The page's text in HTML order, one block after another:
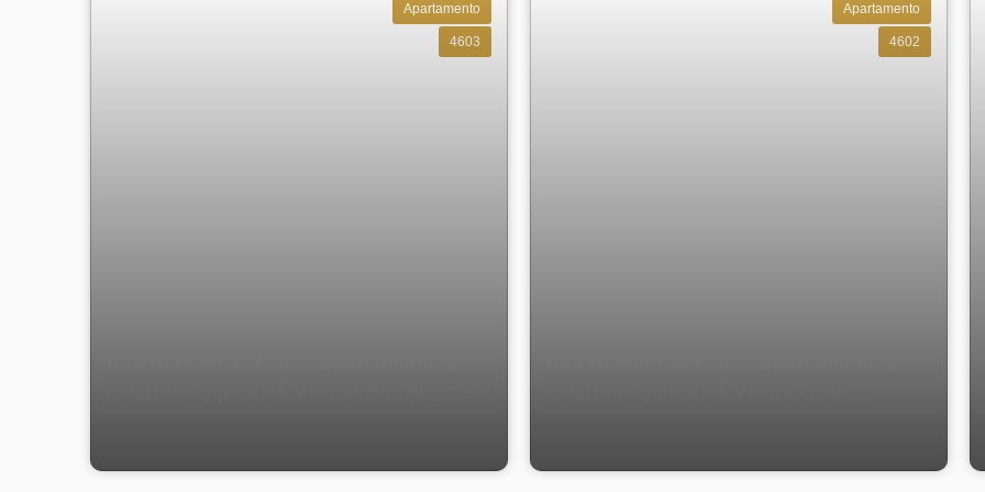
Tijuca. Entre em contato pelo telefone (XX) XXXX-XXXX e fale com um de nossos corretores especializados.
🌟 Sua nova vida começa aqui, na Lavanderia de Luxo da Tijuca! 🌟
Apartamento
4603
Apartamento
4602